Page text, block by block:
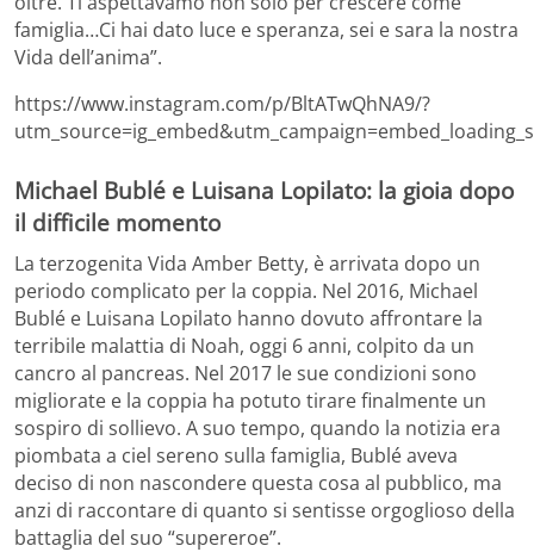
famiglia…Ci hai dato luce e speranza, sei e sara la nostra
Vida dell’anima”.
https://www.instagram.com/p/BltATwQhNA9/?
Michael Bublé e Luisana Lopilato: la gioia dopo
il difficile momento
La terzogenita Vida Amber Betty, è arrivata dopo un
periodo complicato per la coppia. Nel 2016, Michael
Bublé e Luisana Lopilato hanno dovuto affrontare la
terribile malattia di Noah, oggi 6 anni, colpito da un
cancro al pancreas. Nel 2017 le sue condizioni sono
migliorate e la coppia ha potuto tirare finalmente un
sospiro di sollievo. A suo tempo, quando la notizia era
piombata a ciel sereno sulla famiglia, Bublé aveva
deciso di non nascondere questa cosa al pubblico, ma
anzi di raccontare di quanto si sentisse orgoglioso della
battaglia del suo “supereroe”.